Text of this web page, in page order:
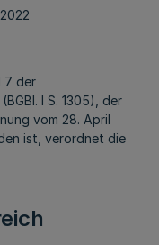
7 der
I S. 1305), der
vom 28. April
ist, verordnet die